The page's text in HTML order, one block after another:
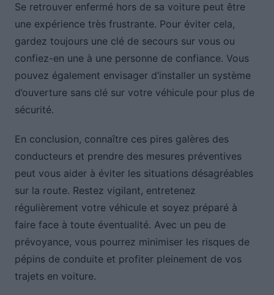
Se retrouver enfermé hors de sa voiture peut être
une expérience très frustrante. Pour éviter cela,
gardez toujours une clé de secours sur vous ou
confiez-en une à une personne de confiance. Vous
pouvez également envisager d’installer un système
d’ouverture sans clé sur votre véhicule pour plus de
sécurité.
En conclusion, connaître ces pires galères des
conducteurs et prendre des mesures préventives
peut vous aider à éviter les situations désagréables
sur la route. Restez vigilant, entretenez
régulièrement votre véhicule et soyez préparé à
faire face à toute éventualité. Avec un peu de
prévoyance, vous pourrez minimiser les risques de
pépins de conduite et profiter pleinement de vos
trajets en voiture.